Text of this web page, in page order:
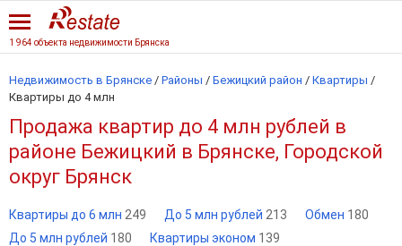
1 964 объекта недвижимости Брянска
Недвижимость в Брянске / Районы / Бежицкий район / Квартиры /
Квартиры до 4 млн
Продажа квартир до 4 млн рублей в
районе Бежицкий в Брянске, Городской
округ Брянск
Квартиры до 6 млн 249 До 5 млн рублей 213 Обмен 180
До 5 млн рублей 180 Квартиры эконом 139